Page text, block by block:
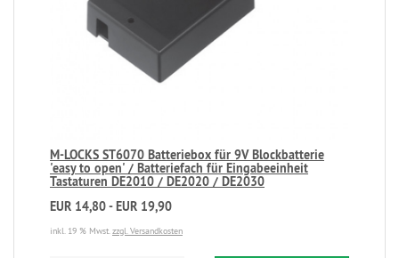
M-LOCKS ST6070 Batteriebox für 9V Blockbatterie
'easy to open' / Batteriefach für Eingabeeinheit
Tastaturen DE2010 / DE2020 / DE2030
EUR 14,80 - EUR 19,90
inkl. 19 % Mwst.zzgl. Versandkosten